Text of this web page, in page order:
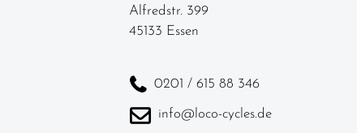
Alfredstr. 399
45133 Essen
0201 / 615 88 346
info@loco-cycles.de